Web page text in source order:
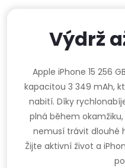
Výdrž
Apple iPhone 15 256
kapacitou 3 349 mAh,
nabití. Díky
plná během
nemusí trávit dlouhé
Žijte aktivní život a